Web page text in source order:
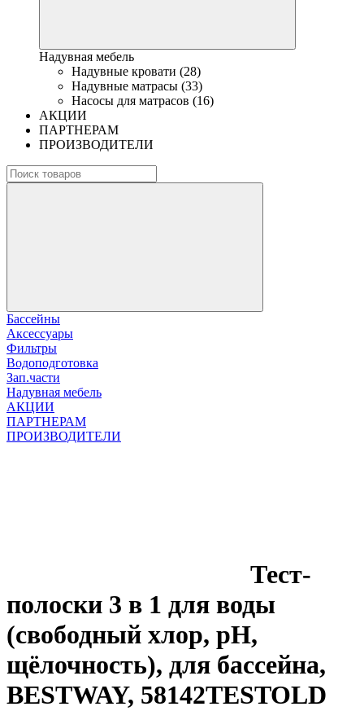
Надувная мебель
Надувные кровати (28)
Надувные матрасы (33)
Насосы для матрасов (16)
АКЦИИ
ПАРТНЕРАМ
ПРОИЗВОДИТЕЛИ
Бассейны
Аксессуары
Фильтры
Водоподготовка
Зап.части
Надувная мебель
АКЦИИ
ПАРТНЕРАМ
ПРОИЗВОДИТЕЛИ
Тест-
полоски 3 в 1 для воды
(свободный хлор, pH,
щёлочность), для бассейна,
BESTWAY, 58142TESTOLD